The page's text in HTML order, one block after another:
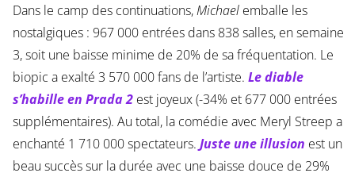
Dans le camp des continuations,Michaelemballe les
nostalgiques : 967 000 entrées dans 838 salles, en semaine
3, soit une baisse minime de 20% de sa fréquentation. Le
biopic a exalté 3 570 000 fans de l’artiste. Le diable
s’habille en Prada 2est joyeux (-34% et 677 000 entrées
supplémentaires). Au total, la comédie avec Meryl Streep a
enchanté 1 710 000 spectateurs. Juste une illusion est un
beau succès sur la durée avec une baisse douce de 29%